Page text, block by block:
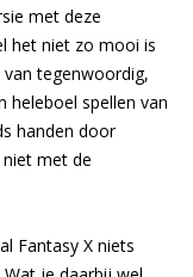
met deze
het niet zo mooi is
tegenwoordig,
spellen van
handen door
met de
Fantasy X niets